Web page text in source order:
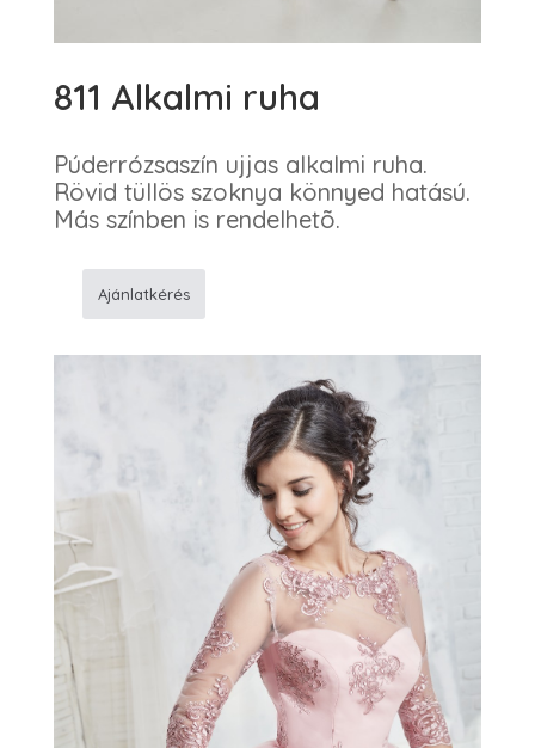
811 Alkalmi ruha
Púderrózsaszín ujjas alkalmi ruha.
Rövid tüllös szoknya könnyed hatású.
Más színben is rendelhetõ.
ruha
Ajánlatkérés